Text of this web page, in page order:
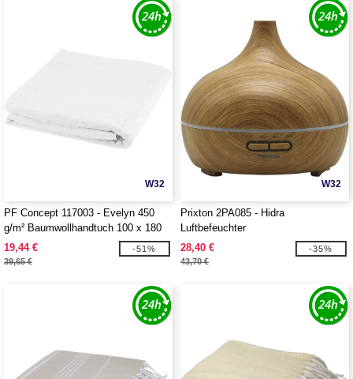
W32
PF Concept 117003 - Evelyn 450
g/m² Baumwollhandtuch 100 x 180
cm
19,44 €
39,65 €
-51%
W32
Prixton 2PA085 - Hidra
Luftbefeuchter
28,40 €
43,70 €
-35%